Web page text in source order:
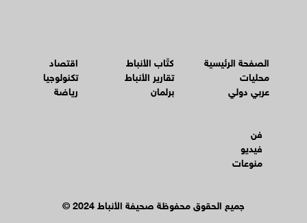
الصفحة الرئيسية
محليات
عربي دولي
كتّاب الأنباط
تقارير الأنباط
برلمان
اقتصاد
تكنولوجيا
رياضة
فن
فيديو
منوعات
© جميع الحقوق محفوظة صحيفة الأنباط 2024